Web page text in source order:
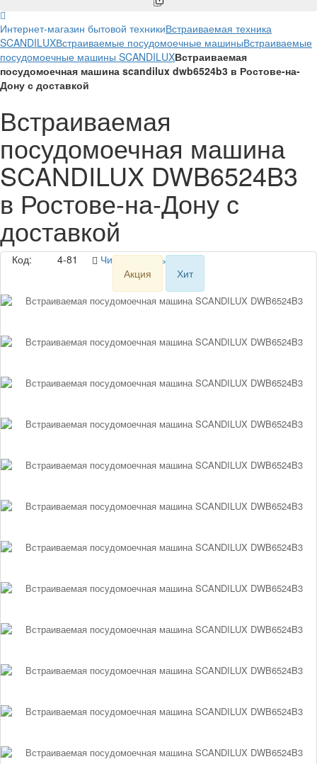
Интернет-магазин бытовой техникиВстраиваемая техника
SCANDILUXВстраиваемые посудомоечные машиныВстраиваемые
посудомоечные машины SCANDILUXВстраиваемая
посудомоечная машина scandilux dwb6524b3 в Ростове-на-
Дону с доставкой
Встраиваемая
посудомоечная машина
SCANDILUX DWB6524B3
в Ростове-на-Дону с
доставкой
Код: 4-81
Читать отзывы (5)
Акция
Хит